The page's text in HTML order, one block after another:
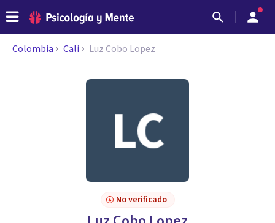
Colombia Cali Luz Cobo Lopez
No verificado